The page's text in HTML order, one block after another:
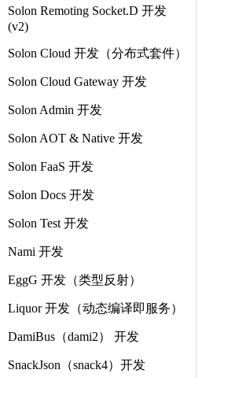
Solon Remoting Socket.D 开发
(v2)
Solon Cloud 开发（分布式套件）
Solon Cloud Gateway 开发
Solon Admin 开发
Solon AOT & Native 开发
Solon FaaS 开发
Solon Docs 开发
Solon Test 开发
Nami 开发
EggG 开发（类型反射）
Liquor 开发（动态编译即服务）
DamiBus（dami2） 开发
SnackJson（snack4）开发